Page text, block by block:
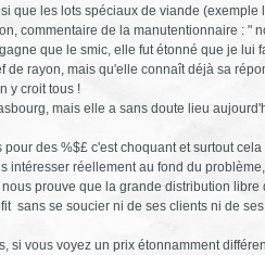
que les lots spéciaux de viande (exemple
commentaire de la manutentionnaire : "
que le smic, elle fut étonné que je lui
de rayon, mais qu'elle connaît déjà sa
y croit tous !
mais elle a sans doute lieu
des %$£ c'est choquant et surtout
intéresser réellement au fond du
prouve que la grande distribution libre
sans se soucier ni de ses clients ni de
si vous voyez un prix étonnamment